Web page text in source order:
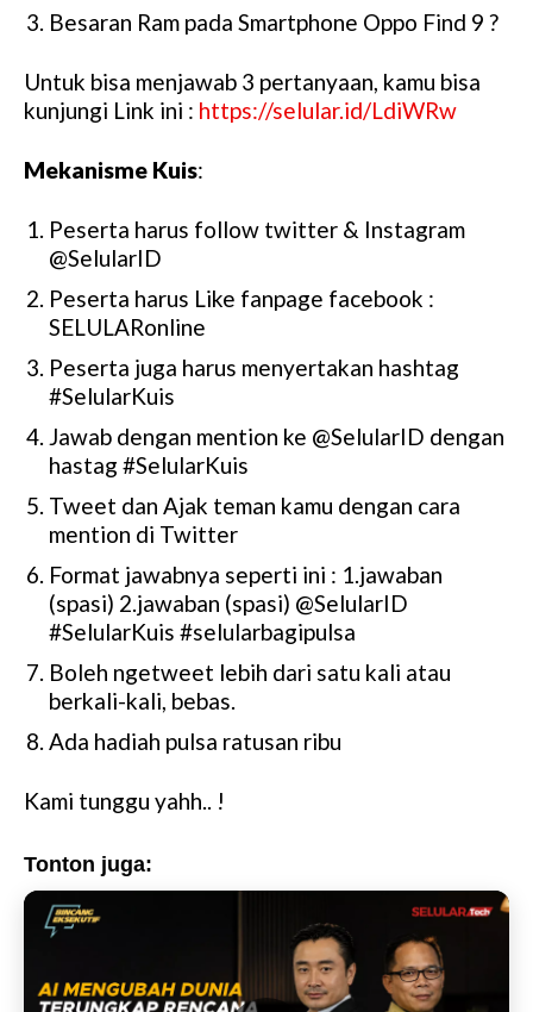
Besaran Ram pada Smartphone Oppo Find 9 ?
Untuk bisa menjawab 3 pertanyaan, kamu bisa
kunjungi Link ini : https://selular.id/LdiWRw
Mekanisme Kuis:
Peserta harus follow twitter & Instagram
@SelularID
Peserta harus Like fanpage facebook :
SELULARonline
Peserta juga harus menyertakan hashtag
#SelularKuis
Jawab dengan mention ke @SelularID dengan
hastag #SelularKuis
Tweet dan Ajak teman kamu dengan cara
mention di Twitter
Format jawabnya seperti ini : 1.jawaban
(spasi) 2.jawaban (spasi) @SelularID
#SelularKuis #selularbagipulsa
Boleh ngetweet lebih dari satu kali atau
berkali-kali, bebas.
Ada hadiah pulsa ratusan ribu
Kami tunggu yahh.. !
Tonton juga: